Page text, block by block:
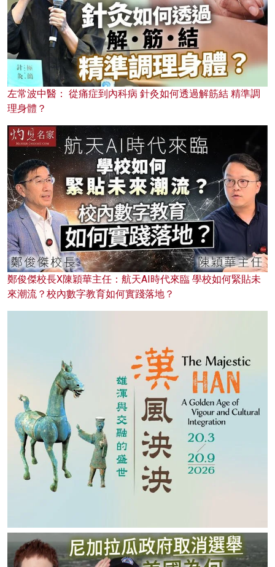
左常波中醫： 從痛症到內科病 針灸如何透過解筋結 精準調
理身體？
鄭俊傑校長X陳穎華主任：航天AI時代來臨 學校如何緊貼未
來潮流？校內數字教育如何實踐落地？